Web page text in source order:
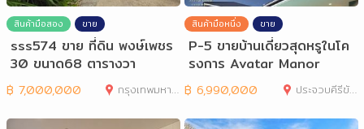
สินค้ามือสอง ขาย
sss574 ขาย ที่ดิน พงษ์เพชร
30 ขนาด68 ตารางวา
฿ 7,000,000 กรุงเทพมหานคร
สินค้ามือหนึ่ง ขาย
P-5 ขายบ้านเดี่ยวสุดหรูในโค
รงการ Avatar Manor
฿ 6,990,000 ประจวบคีรีขันธ์